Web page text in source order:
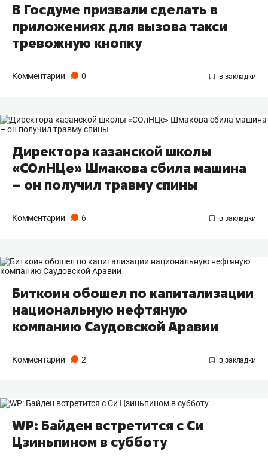
В Госдуме призвали сделать в
приложениях для вызова такси
тревожную кнопку
Комментарии 0
Директора казанской школы
«СОлНЦе» Шмакова сбила машина
– он получил травму спины
Комментарии 6
Биткоин обошел по капитализации
национальную нефтяную
компанию Саудовской Аравии
Комментарии 2
WP: Байден встретится с Си
Цзиньпином в субботу